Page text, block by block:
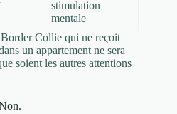
stimulation
mentale
Collie qui ne reçoit
un appartement ne sera
soient les autres attentions